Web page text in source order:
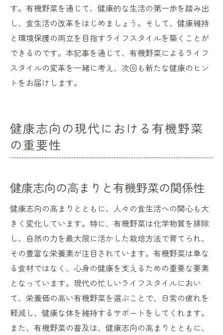
す。有機野菜を通じて、健康的な生活の第一歩を踏み出
し、食生活の改革をはじめましょう。そして、健康維持
と環境保護の両立を目指すライフスタイルを築くことが
できるのです。本記事を通じて、有機野菜によるライフ
スタイルの変革を一緒に考え、次回も新たな健康のヒン
トをお届けします。
健康志向の現代における有機野菜
の重要性
健康志向の高まりと有機野菜の関係性
健康志向の高まりとともに、人々の食生活への関心も大
きく変化しています。特に、有機野菜は化学物質を排除
し、自然の力を最大限に活かした栽培方法で育てられ、
その豊富な栄養素が注目されています。有機野菜は単な
る食材ではなく、心身の健康を支えるための重要な要素
となっています。現代の忙しいライフスタイルにおい
て、栄養価の高い有機野菜を選ぶことで、日常の疲れを
軽減し、健康な体を維持するサポートをしてくれます。
また、有機野菜の普及は、健康志向の高まりとともに、